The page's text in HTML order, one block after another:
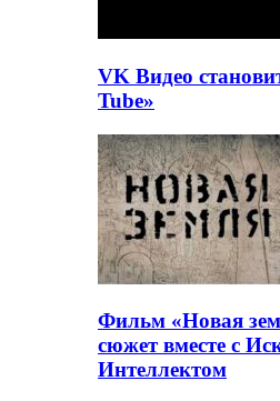
VK Видео
Tube»
Фильм «Новая
сюжет вместе с
Интеллектом